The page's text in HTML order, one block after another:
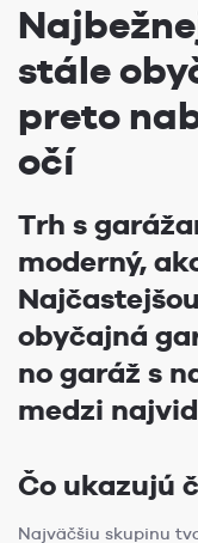
stále
preto
očí
Trh s
moderný,
obyčajná
no garáž s
medzi
Čo ukazujú
Najväčšiu skupinu